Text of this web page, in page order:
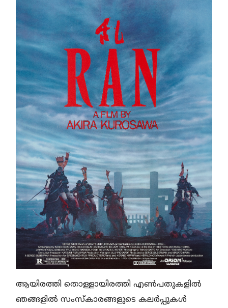
ആയിരത്തി തൊള്ളായിരത്തി എൺപതുകളിൽ
ഞങ്ങളിൽ സംസ്കാരങ്ങളുടെ കലർപ്പുകൾ